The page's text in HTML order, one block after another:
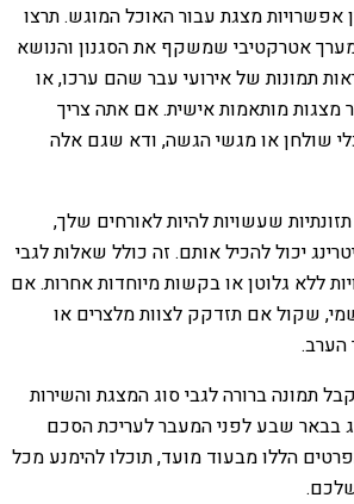
אפשרויות מצגת עבור האוכל המוגש. תרצו
מערך אטרקטיבי שמשקף את הסגנון והנושא
תמונות של אירועי עבר שהם ערכו, או
מצגות מותאמות אישית. אם אתה צריך
שולחן או מגשי הגשה, ודא שגם אלה
שעשויות להיות לאורחים שלך,
יכול להכיל אותם. זה כולל שאלות לגבי
ללא גלוטן או בקשות מיוחדות אחרות. אם
שקול אם תזדקק לצוות מלצרים או
הערב.
תמונה ברורה לגבי סוג המצגת והשירות
בבאר שבע לפני המעבר לעריכת הסכם
הללו מבעוד מועד, תוכלו להימנע מכל